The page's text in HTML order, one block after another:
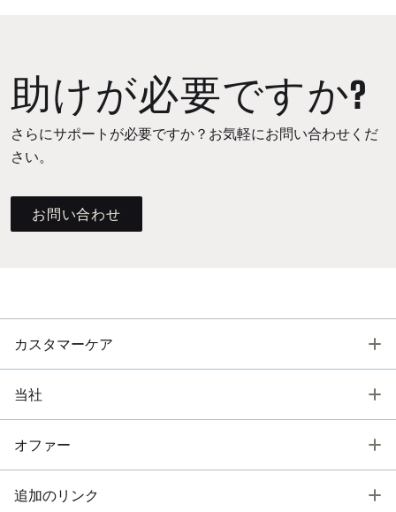
助けが必要ですか?
さらにサポートが必要ですか？お気軽にお問い合わせくだ
さい。
お問い合わせ
カスタマーケア
当社
オファー
追加のリンク